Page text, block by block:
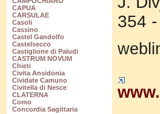
CAPUA
CARSULAE
Casoli
Cassino
Castel Gandolfo
Castelsecco
Castiglione di Paludi
CASTRUM NOVUM
Chieti
Civita Ansidonia
Cividate Camuno
Civitella di Nesce
CLATERNA
Como
Concordia Sagittaria
354
webl